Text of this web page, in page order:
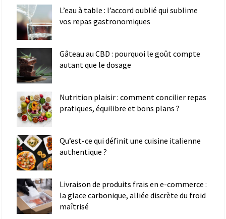
L’eau à table : l’accord oublié qui sublime
vos repas gastronomiques
Gâteau au CBD : pourquoi le goût compte
autant que le dosage
Nutrition plaisir : comment concilier repas
pratiques, équilibre et bons plans ?
Qu’est-ce qui définit une cuisine italienne
authentique ?
Livraison de produits frais en e-commerce :
la glace carbonique, alliée discrète du froid
maîtrisé